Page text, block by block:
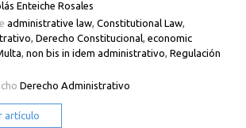
Enteiche Rosales
administrative law,Constitutional Law,
,Derecho Constitucional,economic
,non bis in idem administrativo,Regulación
Derecho Administrativo
artículo